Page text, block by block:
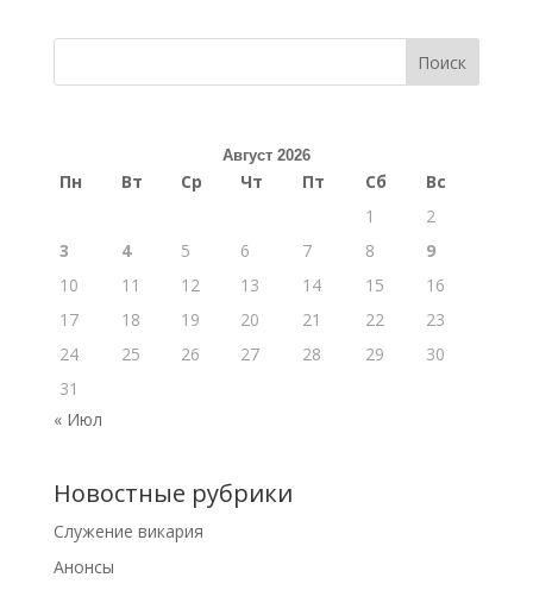
Поиск
Август 2026
Пн Вт Ср Чт Пт Сб
Вс
1
2
3
4 5 6 7 8
9
10
11 12 13 14 15
16
17
18 19 20 21 22
23
24
25 26 27 28 29
30
31
« Июл
Новостные рубрики
Cлужение викария
Анонсы